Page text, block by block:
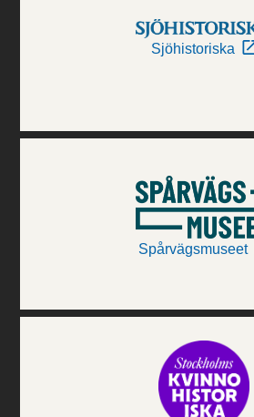
Sjöhistoriska
Spårvägsmuseet